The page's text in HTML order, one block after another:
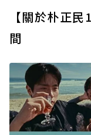
【關於朴正
間